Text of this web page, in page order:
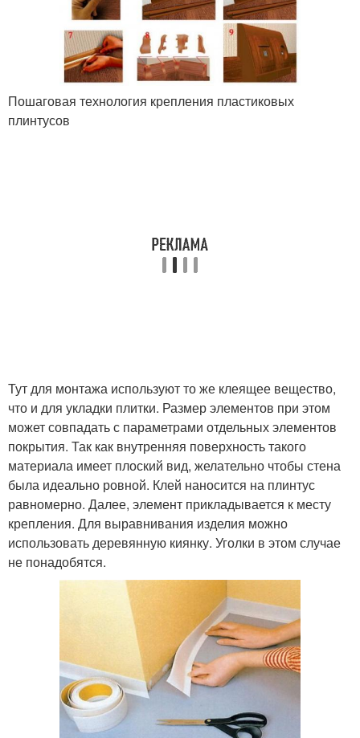
Пошаговая технология крепления пластиковых
плинтусов
Тут для монтажа используют то же клеящее вещество,
что и для укладки плитки. Размер элементов при этом
может совпадать с параметрами отдельных элементов
покрытия. Так как внутренняя поверхность такого
материала имеет плоский вид, желательно чтобы стена
была идеально ровной. Клей наносится на плинтус
равномерно. Далее, элемент прикладывается к месту
крепления. Для выравнивания изделия можно
использовать деревянную киянку. Уголки в этом случае
не понадобятся.